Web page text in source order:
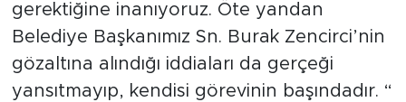
gerektiğine inanıyoruz. Öte yandan
Belediye Başkanımız Sn. Burak Zencirci’nin
gözaltına alındığı iddiaları da gerçeği
yansıtmayıp, kendisi görevinin başındadır. “